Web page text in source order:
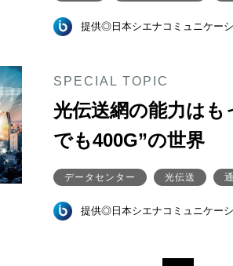
提供◎日本シエナコミュニケー
SPECIAL TOPIC
光伝送網の能力は
でも400G”の世界
データセンター 光伝送
提供◎日本シエナコミュニケー